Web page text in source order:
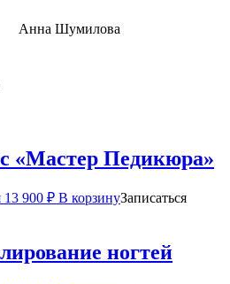
Анна Шумилова
«Мастер Педикюра»
13 900 ₽ В корзинуЗаписаться
ногтей